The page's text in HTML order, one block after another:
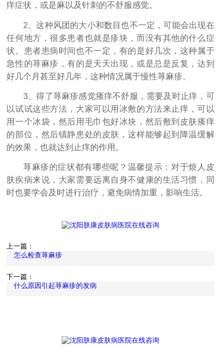
痒症状，或是麻以及针刺的不舒服感觉。
2、这种风团的大小和数目也不一定，可能会出现在
任何地方，很多患者也就是疹块，而没有其他的什么症
状。患者患病时间也不一定，有的是好几次，这种属于
急性的荨麻疹，有的是天天出现，或是总是反复，达到
好几个月甚至好几年，这种情况属于慢性荨麻疹。
3、得了荨麻疹感觉瘙痒不舒服，需要及时止痒，可
以试试这些方法，大家可以用冰敷的方法来止痒，可以
用一个冰袋，然后用毛巾包好冰块，然后敷到皮肤瘙痒
的部位，然后镇静患处的皮肤，这样能够起到降温缓解
的效果，也就达到止痒的作用。
荨麻疹的症状都有哪些呢？温馨提示：对于烦人皮
肤疾病来说，大家需要远离自身不健康的生活习惯，同
时也要学会及时进行治疗，避免病情加重，影响生活。
上一篇：
怎么检查荨麻疹
下一篇：
什么原因引起荨麻疹的发病